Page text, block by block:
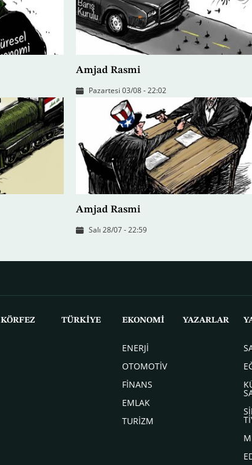
Amjad Rasmi
Pazartesi 03/08 - 22:02
Amjad Rasmi
Salı 28/07 - 22:59
KÖRFEZ TÜRKİYE EKONOMİ
ENERJİ
OTOMOTİV
FİNANS
EMLAK
TURİZM
YAZARLAR